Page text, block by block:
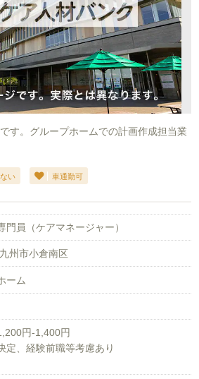
す。グループホームでの計画作成担当業
い 車通勤可
門員（ケアマネージャー）
州市小倉南区
ーム
円-1,400円
定、経験前職等考慮あり